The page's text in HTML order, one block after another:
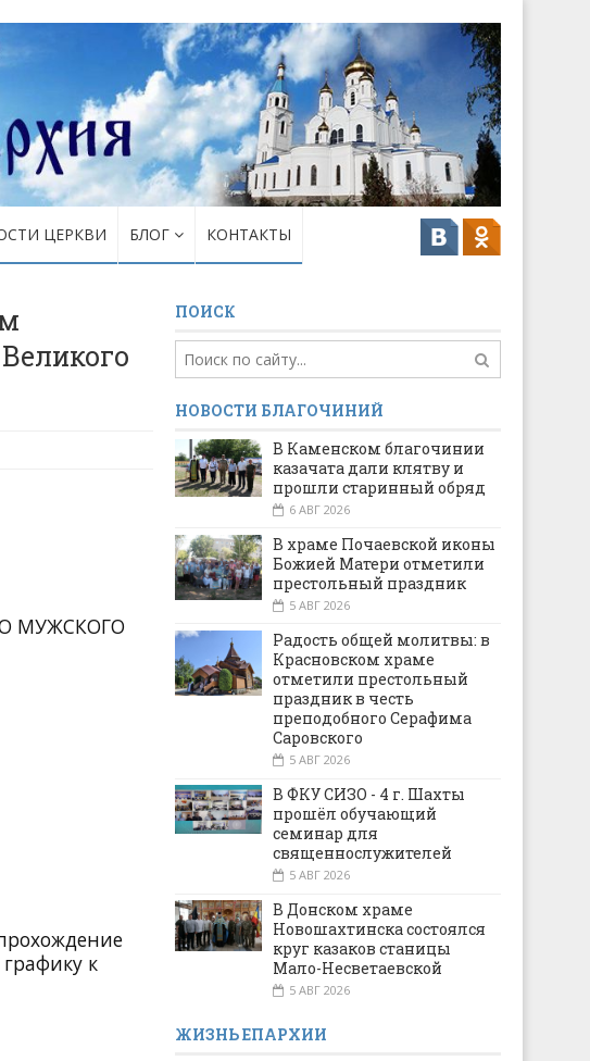
ЦЕРКВИ БЛОГ КОНТАКТЫ
МУЖСКОГО
к
ПОИСК
НОВОСТИ БЛАГОЧИНИЙ
В Каменском благочинии
казачата дали клятву и
прошли старинный обряд
6 АВГ 2026
В храме Почаевской иконы
Божией Матери отметили
престольный праздник
5 АВГ 2026
Радость общей молитвы: в
Красновском храме
отметили престольный
праздник в честь
преподобного Серафима
Саровского
5 АВГ 2026
В ФКУ СИЗО - 4 г. Шахты
прошёл обучающий
семинар для
священнослужителей
5 АВГ 2026
В Донском храме
Новошахтинска состоялся
круг казаков станицы
Мало-Несветаевской
5 АВГ 2026
ЖИЗНЬ ЕПАРХИИ